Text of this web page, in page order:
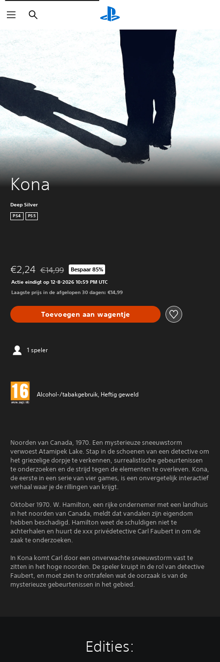
Zoeken
Kona
Deep Silver
PS4 PS5
€2,24 Korting ten opzichte van de oorspronkelijke prijs van
€14,99 Bespaar 85%
Actie eindigt op 12-8-2026 10:59 PM UTC
Laagste prijs in de afgelopen 30 dagen: €14,99
Toevoegen aan wagentje
1 speler
Alcohol-/tabakgebruik, Heftig geweld
Noorden van Canada, 1970. Een mysterieuze sneeuwstorm
verwoest Atamipek Lake. Stap in de schoenen van een detective om
het griezelige dorpje te verkennen, surrealistische gebeurtenissen
te onderzoeken en de strijd tegen de elementen te overleven. Kona,
de eerste in een serie van vier games, is een onvergetelijk interactief
verhaal waar je de rillingen van krijgt.
Oktober 1970. W. Hamilton, een rijke ondernemer met een landhuis
in het noorden van Canada, meldt dat vandalen zijn eigendom
hebben beschadigd. Hamilton weet de schuldigen niet te
achterhalen en huurt de xxx privédetective Carl Faubert in om de
zaak te onderzoeken.
In Kona komt Carl door een onverwachte sneeuwstorm vast te
zitten in het hoge noorden. De speler kruipt in de rol van detective
Faubert, en moet zien te ontrafelen wat de oorzaak is van de
mysterieuze gebeurtenissen in het gebied.
Edities: